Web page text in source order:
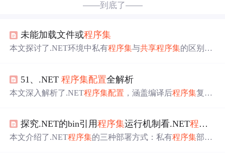
——到底了——
未能加载文件或程序集
本文探讨了.NET环境中私有程序集与共享程序集的区别，
fig中正确配置程序集版本，以及在项目引用中调整
避免运行时错误。
51、.NET程序集配置全解析
本文深入解析了.NET程序集配置 ，涵盖编译后程序集复制
了 配置流程，给出常见问题解决方法、最佳实践建议及未
来发展趋势，有助于提高应用灵活性与可维护性。
探究.NET的bin引用程序集运行机制看.NET程序
本文介绍了.NET程序集的三种部署方式：私有程序集部